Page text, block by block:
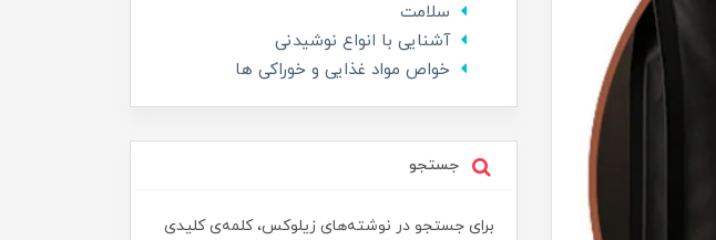
سلامت
آشنایی با انواع نوشیدنی
خواص مواد غذایی و خوراکی ها
جستجو
برای جستجو در نوشته‌های زیلوکس، کلمه‌ی کلیدی